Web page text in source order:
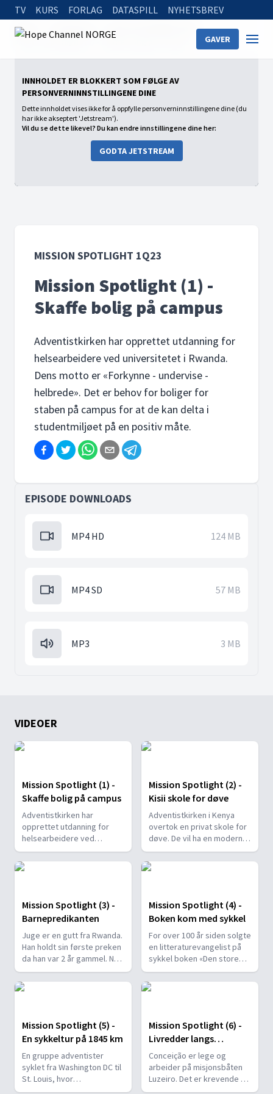
TV KURS FORLAG DATASPILL NYHETSBREV
GAVER
Home
Mission Spotlight (1) - Skaffe bolig på campus
INNHOLDET ER BLOKKERT SOM FØLGE AV
PERSONVERNINNSTILLINGENE DINE
Dette innholdet vises ikke for å oppfylle personverninnstillingene dine (du
har ikke akseptert 'Jetstream').
Vil du se dette likevel? Du kan endre innstillingene dine her:
GODTA JETSTREAM
MISSION SPOTLIGHT 1Q23
Mission Spotlight (1) -
Skaffe bolig på campus
Adventistkirken har opprettet utdanning for
helsearbeidere ved universitetet i Rwanda.
Dens motto er «Forkynne - undervise -
helbrede». Det er behov for boliger for
staben på campus for at de kan delta i
studentmiljøet på en positiv måte.
EPISODE DOWNLOADS
MP4 HD 124 MB
MP4 SD 57 MB
MP3 3 MB
VIDEOER
Mission Spotlight (1) -
Skaffe bolig på campus
Adventistkirken har
opprettet utdanning for
helsearbeidere ved
universitetet i Rwanda.
Dens motto er «Forkynne -
undervise - helbrede». Det
kan delta i studentmiljøet
på en positiv måte.
Mission Spotlight (2) -
Kisii skole for døve
Adventistkirken i Kenya
overtok en privat skole for
døve. De vil ha en moderne
skole for døve. Flere av
elevene har vært ignorert
av familien og gjemt vekk
bringer skam over familien.
Mission Spotlight (3) -
Barnepredikanten
Juge er en gutt fra Rwanda.
Han holdt sin første preken
da han var 2 år gammel. Nå
er han blitt 9 år og elsker
fortsatt å forkynne
evangeliet om Jesus. Også
eller fremfører bibelvers.
Mission Spotlight (4) -
Boken kom med sykkel
For over 100 år siden solgte
en litteraturevangelist på
sykkel boken «Den store
strid». Han ante neppe at
hans bøker ville bære frukt i
form av over 100 pastorer,
andre steder i verden.
Mission Spotlight (5) -
En sykkeltur på 1845 km
En gruppe adventister
syklet fra Washington DC til
St. Louis, hvor
Adventistkirken holdt sin
Mission Spotlight (6) -
Livredder langs
Amazonas
Conceição er lege og
arbeider på misjonsbåten
Luzeiro. Det er krevende på
mange måter, men hun